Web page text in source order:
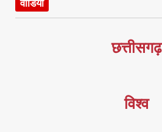
वीडियो
छत्तीसगढ़
विश्व